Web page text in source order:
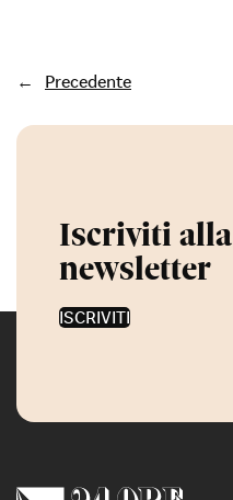
← Precedente
Iscriviti alla
newsletter
ISCRIVITI